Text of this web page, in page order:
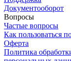
Документооборот
Вопросы
Частые вопросы
Как пользоваться
Оферта
Политика